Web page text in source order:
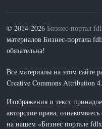
© 2014-2026Бизнес-портал
материалов Бизнес-портала
обязательна!
Все материалы на этом сайте
Creative Commons Attribution
Изображения и текст
авторские права,
на нашем «Бизнес портале